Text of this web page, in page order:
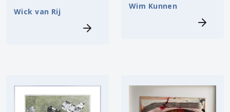
Wick van Rij
Wim Kunnen